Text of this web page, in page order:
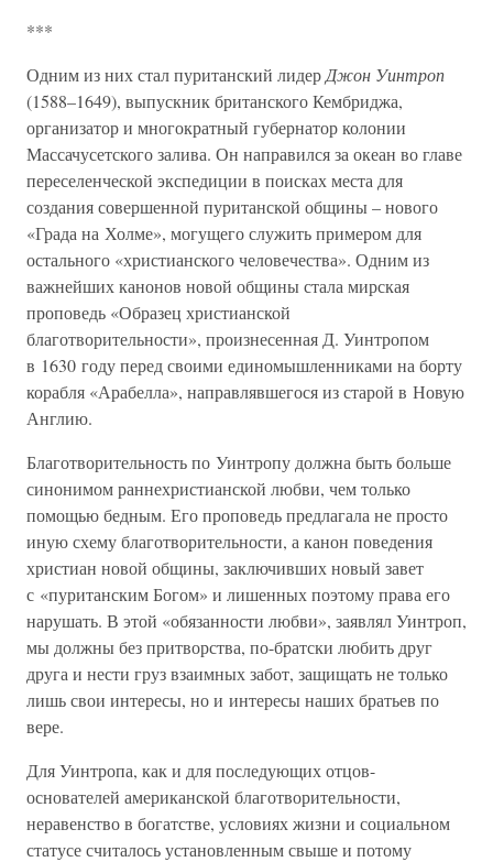
***
Одним из них стал пуританский лидер Джон Уинтроп
(1588–1649), выпускник британского Кембриджа,
организатор и многократный губернатор колонии
Массачусетского залива. Он направился за океан во главе
переселенческой экспедиции в поисках места для
создания совершенной пуританской общины – нового
«Града на Холме», могущего служить примером для
остального «христианского человечества». Одним из
важнейших канонов новой общины стала мирская
проповедь «Образец христианской
благотворительности», произнесенная Д. Уинтропом
в 1630 году перед своими единомышленниками на борту
корабля «Арабелла», направлявшегося из старой в Новую
Англию.
Благотворительность по Уинтропу должна быть больше
синонимом раннехристианской любви, чем только
помощью бедным. Его проповедь предлагала не просто
иную схему благотворительности, а канон поведения
христиан новой общины, заключивших новый завет
с «пуританским Богом» и лишенных поэтому права его
нарушать. В этой «обязанности любви», заявлял Уинтроп,
мы должны без притворства, по-братски любить друг
друга и нести груз взаимных забот, защищать не только
лишь свои интересы, но и интересы наших братьев по
вере.
Для Уинтропа, как и для последующих отцов-
основателей американской благотворительности,
неравенство в богатстве, условиях жизни и социальном
статусе считалось установленным свыше и потому